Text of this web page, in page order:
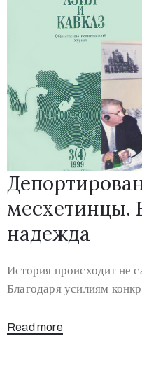
месхетинцы.
надежда
История происходит не
Благодаря усилиям
Read more